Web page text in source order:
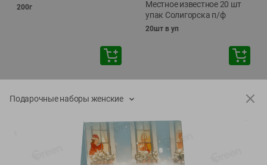
200г
Местное известное 20 шт
упак Солигорска п/ф
20шт в уп
Подарочные наборы женские